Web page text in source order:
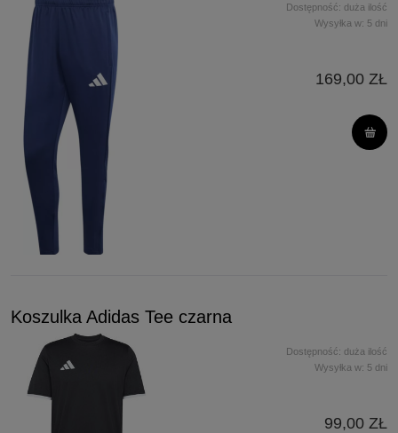
Dostępność: duża ilość
Wysyłka w: 5 dni
169,00 ZŁ
Koszulka Adidas Tee czarna
Dostępność: duża ilość
Wysyłka w: 5 dni
99,00 ZŁ